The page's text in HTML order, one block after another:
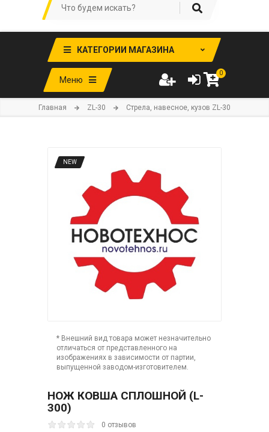
КАТЕГОРИИ МАГАЗИНА
Меню
0
Главная ZL-30 Стрела, навесное, кузов ZL-30
NEW
* Внешний вид товара может незначительно
отличаться от представленного на
изображениях в зависимости от партии,
выпущенной заводом-изготовителем.
НОЖ КОВША СПЛОШНОЙ (L-
300)
0 отзывов